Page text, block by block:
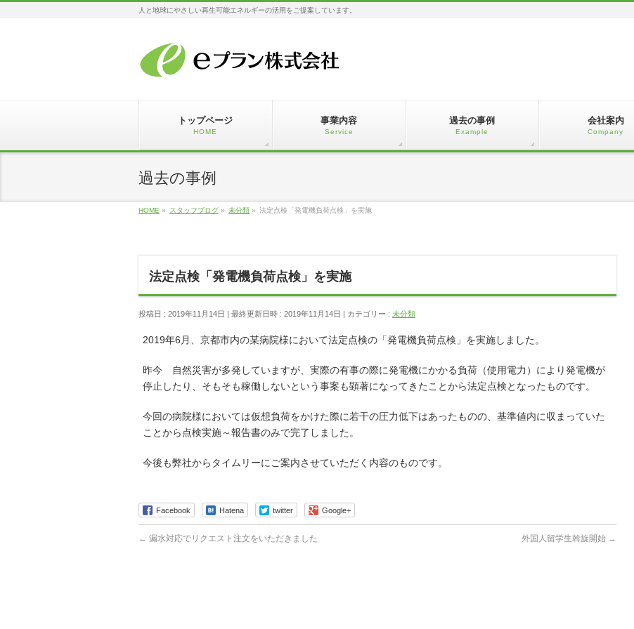
人と地球にやさしい再生可能エネルギーの活用をご提案しています。
トップページ
HOME
事業内容
Service
過去の事例
Example
会社案内
Company
過去の事例
HOME » スタッフブログ » 未分類 » 法定点検「発電機負荷点検」を実施
法定点検「発電機負荷点検」を実施
投稿日 : 2019年11月14日 最終更新日時 : 2019年11月14日 カテゴリー : 未分類
2019年6月、京都市内の某病院様において法定点検の「発電機負荷点検」を実施しました。
昨今 自然災害が多発していますが、実際の有事の際に発電機にかかる負荷（使用電力）により発電機が
停止したり、そもそも稼働しないという事案も顕著になってきたことから法定点検となったものです。
今回の病院様においては仮想負荷をかけた際に若干の圧力低下はあったものの、基準値内に収まっていた
ことから点検実施～報告書のみで完了しました。
今後も弊社からタイムリーにご案内させていただく内容のものです。
Facebook Hatena twitter Google+
← 漏水対応でリクエスト注文をいただきました 外国人留学生斡旋開始 →